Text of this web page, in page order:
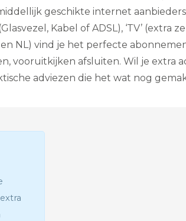
B
e
l
l
n
G
I
n
geschikte internet
Kabel of ADSL), ‘TV’ (extra
NL) vind je het perfecte
vooruitkijken afsluiten. Wil je extra
adviezen die het wat nog